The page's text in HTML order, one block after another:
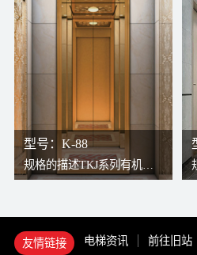
轮曳引机结合，更高效更稳
定。因曳引机安装于井道上
方，轿厢可以充分占用井
道，故可将轿厢打造得更宽
敞。检修过程安全、方便。
型号：K-88
规格的描述TKJ系列有机房
方，轿厢可以充分占用井
友情链接 电梯资讯 前往旧站